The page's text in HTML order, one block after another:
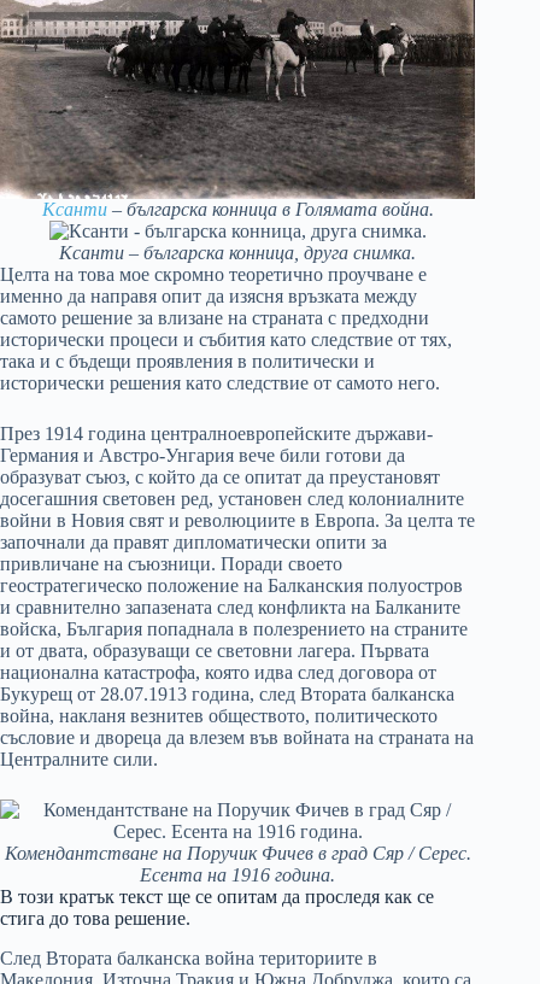
Ксанти – българска конница в Голямата война.
Ксанти – българска конница, друга снимка.
Целта на това мое скромно теоретично проучване е
именно да направя опит да изясня връзката между
самото решение за влизане на страната с предходни
исторически процеси и събития като следствие от тях,
така и с бъдещи проявления в политически и
исторически решения като следствие от самото него.
През 1914 година централноевропейските държави-
Германия и Австро-Унгария вече били готови да
образуват съюз, с който да се опитат да преустановят
досегашния световен ред, установен след колониалните
войни в Новия свят и революциите в Европа. За целта те
започнали да правят дипломатически опити за
привличане на съюзници. Поради своето
геостратегическо положение на Балканския полуостров
и сравнително запазената след конфликта на Балканите
войска, България попаднала в полезрението на страните
и от двата, образуващи се световни лагера. Първата
национална катастрофа, която идва след договора от
Букурещ от 28.07.1913 година, след Втората балканска
война, накланя везнитев обществото, политическото
съсловие и двореца да влезем във войната на страната на
Централните сили.
Комендантстване на Поручик Фичев в град Сяр / Серес.
Есента на 1916 година.
В този кратък текст ще се опитам да проследя как се
стига до това решение.
След Втората балканска война териториите в
Македония, Източна Тракия и Южна Добруджа, които са